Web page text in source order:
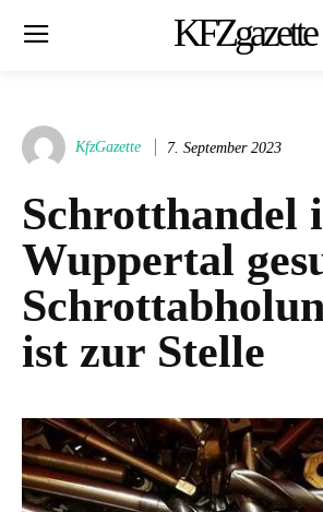
KFZgazette
KfzGazette 7. September 2023
Schrotthandel
Wuppertal
ist zur Stelle